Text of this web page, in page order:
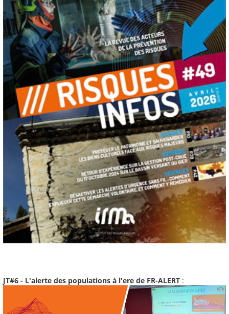
JT#6 - L'alerte des populations à l'ere de FR-ALERT :